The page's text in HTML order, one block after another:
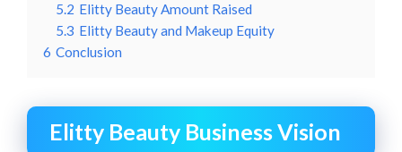
5.2 Elitty Beauty Amount Raised
5.3 Elitty Beauty and Makeup Equity
6 Conclusion
Elitty Beauty Business Vision